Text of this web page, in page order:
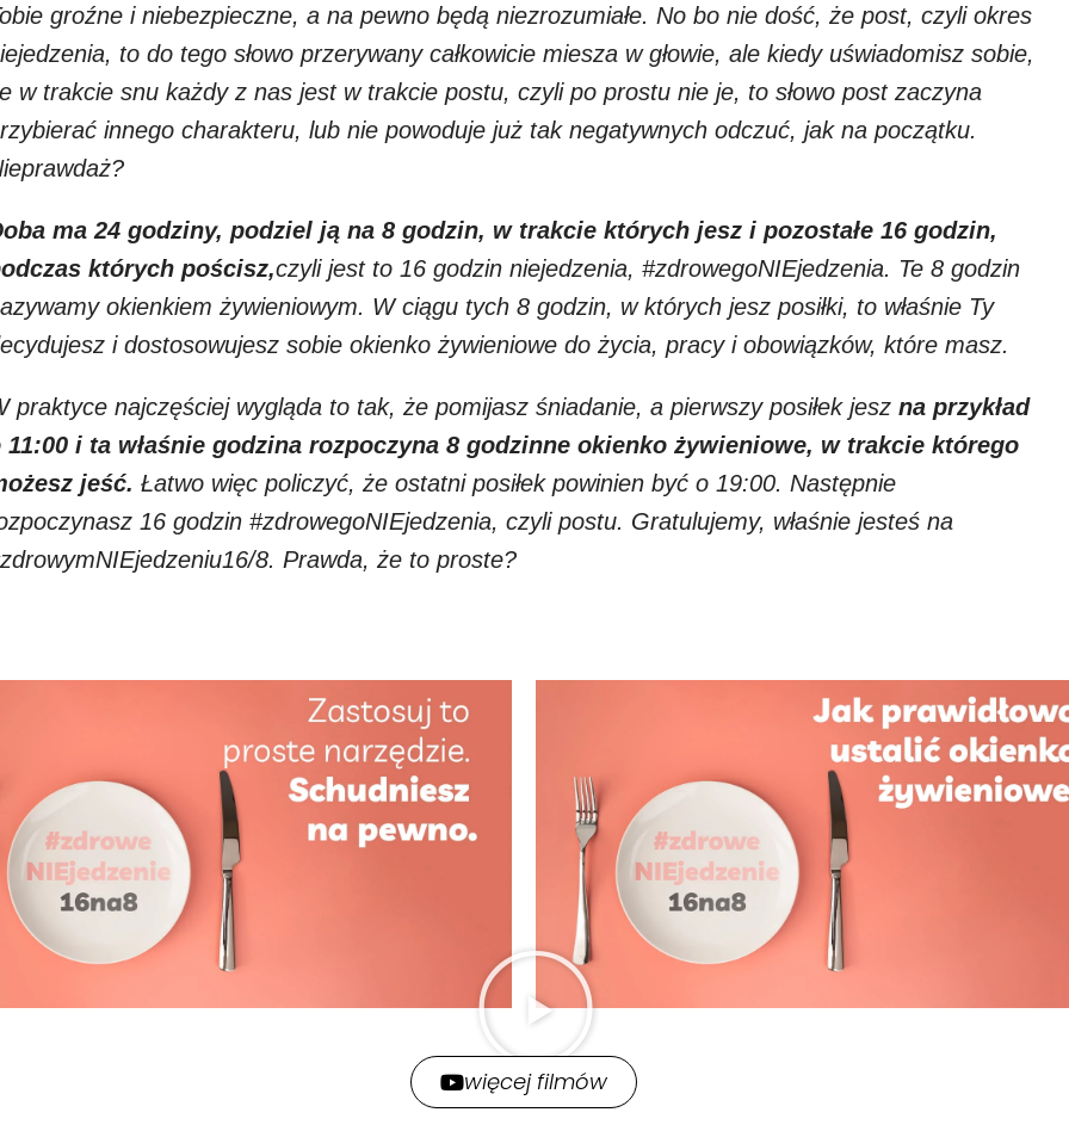
groźne i niebezpieczne, a na pewno będą niezrozumiałe. No bo nie dość, że post, czyli okres
to do tego słowo przerywany całkowicie miesza w głowie, ale kiedy uświadomisz sobie,
w trakcie snu każdy z nas jest w trakcie postu, czyli po prostu nie je, to słowo post zaczyna
innego charakteru, lub nie powoduje już tak negatywnych odczuć, jak na początku.
ma 24 godziny, podziel ją na 8 godzin, w trakcie których jesz i pozostałe 16 godzin,
których pościsz,czyli jest to 16 godzin niejedzenia, #zdrowegoNIEjedzenia. Te 8 godzin
okienkiem żywieniowym. W ciągu tych 8 godzin, w których jesz posiłki, to właśnie Ty
i dostosowujesz sobie okienko żywieniowe do życia, pracy i obowiązków, które masz.
praktyce najczęściej wygląda to tak, że pomijasz śniadanie, a pierwszy posiłek jeszna przykład
11:00 i ta właśnie godzina rozpoczyna 8 godzinne okienko żywieniowe, w trakcie którego
jeść. Łatwo więc policzyć, że ostatni posiłek powinien być o 19:00. Następnie
16 godzin #zdrowegoNIEjedzenia, czyli postu. Gratulujemy, właśnie jesteś na
8. Prawda, że to proste?
więcej filmów